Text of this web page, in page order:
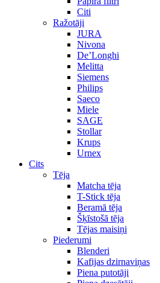
Citi
Ražotāji
JURA
Nivona
De’Longhi
Melitta
Siemens
Philips
Saeco
Miele
SAGE
Stollar
Krups
Urnex
Cits
Tēja
Matcha tēja
T-Stick tēja
Beramā tēja
Šķīstošā tēja
Tējas maisiņi
Piederumi
Blenderi
Kafijas dzirnaviņas
Piena putotāji